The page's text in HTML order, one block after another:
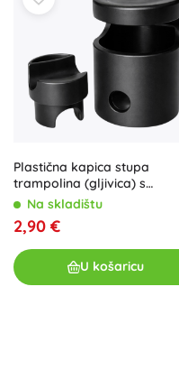
Plastična kapica stupa
trampolina (gljivica) s
prstenom, crna 25 mm
Na skladištu
2,90 €
U košaricu